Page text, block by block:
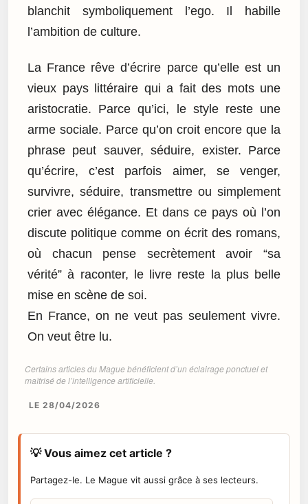
blanchit symboliquement l’ego. Il habille
l’ambition de culture.
La France rêve d’écrire parce qu’elle est un
vieux pays littéraire qui a fait des mots une
aristocratie. Parce qu’ici, le style reste une
arme sociale. Parce qu’on croit encore que la
phrase peut sauver, séduire, exister. Parce
qu’écrire, c’est parfois aimer, se venger,
survivre, séduire, transmettre ou simplement
crier avec élégance. Et dans ce pays où l’on
discute politique comme on écrit des romans,
où chacun pense secrètement avoir “sa
vérité” à raconter, le livre reste la plus belle
mise en scène de soi.
En France, on ne veut pas seulement vivre.
On veut être lu.
Certains articles du Mague bénéficient d’un éclairage ponctuel et
maîtrisé de l’intelligence artificielle.
LE 28/04/2026
💡 Vous aimez cet article ?
Partagez-le. Le Mague vit aussi grâce à ses lecteurs.